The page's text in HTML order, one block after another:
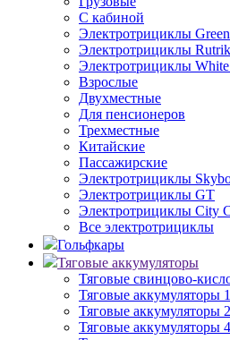
С кабиной
Электротрициклы
Электротрициклы
Электротрициклы White
Взрослые
Двухместные
Для пенсионеров
Трехместные
Китайские
Пассажирские
Электротрициклы
Электротрициклы GT
Электротрициклы City
Все электротрициклы
Гольфкары
Тяговые аккумуляторы
Тяговые свинцово-
Тяговые аккумуляторы
Тяговые аккумуляторы
Тяговые аккумуляторы